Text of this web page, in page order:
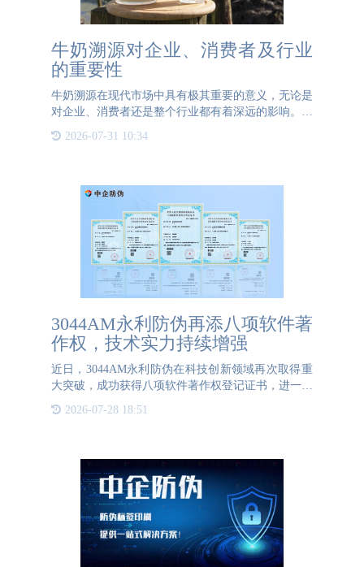
牛奶溯源对企业、消费者及行业
的重要性
牛奶溯源在现代市场中具有极其重要的意义，无论是
对企业、消费者还是整个行业都有着深远的影响。对
统，企业可以向消费者展示其产品的生产过程和质量
2026-07-31 10:34
3044AM永利防伪再添八项软件著
作权，技术实力持续增强
近日，3044AM永利防伪在科技创新领域再次取得重
大突破，成功获得八项软件著作权登记证书，进一步
着3044AM永利防伪在技术研发、知识产权保护和市
2026-07-28 18:51